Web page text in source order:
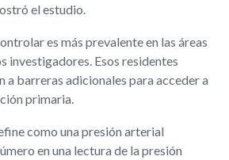
el estudio.
es más prevalente en las áreas
investigadores. Esos residentes
a barreras adicionales para acceder a
primaria.
como una presión arterial
en una lectura de la presión